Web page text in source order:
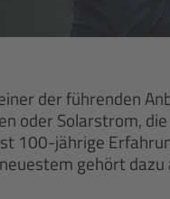
der führenden
oder Solarstrom,
100-jährige
gehört dazu